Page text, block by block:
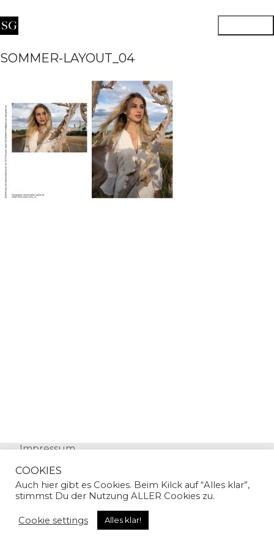
SOMMER-LAYOUT_04
Impressum
© Copyright 2024 | Sandra Gallian | All Rights
COOKIES
Auch hier gibt es Cookies. Beim Kilck auf “Alles klar”,
stimmst Du der Nutzung ALLER Cookies zu.
Cookie settings Alles klar!